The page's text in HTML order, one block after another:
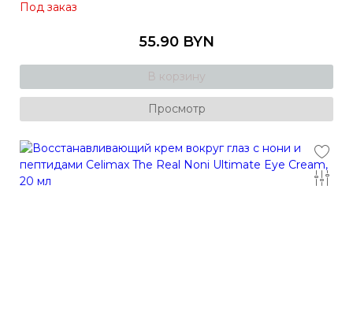
Под заказ
55.90 BYN
В корзину
Просмотр